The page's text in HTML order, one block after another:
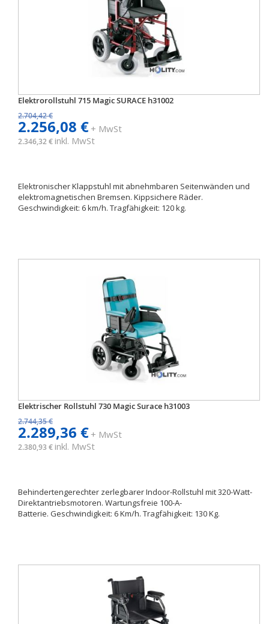
Elektrorollstuhl 715 Magic SURACE h31002
2.704,42 €
2.256,08 €+ MwSt
2.346,32 € inkl. MwSt
Elektronischer Klappstuhl mit abnehmbaren Seitenwänden und
elektromagnetischen Bremsen. Kippsichere Räder.
Geschwindigkeit: 6 km/h. Tragfähigkeit: 120 kg.
Elektrischer Rollstuhl 730 Magic Surace h31003
2.744,35 €
2.289,36 €+ MwSt
2.380,93 € inkl. MwSt
Behindertengerechter zerlegbarer Indoor-Rollstuhl mit 320-Watt-
Direktantriebsmotoren. Wartungsfreie 100-A-
Batterie. Geschwindigkeit: 6 Km/h. Tragfähigkeit: 130 Kg.